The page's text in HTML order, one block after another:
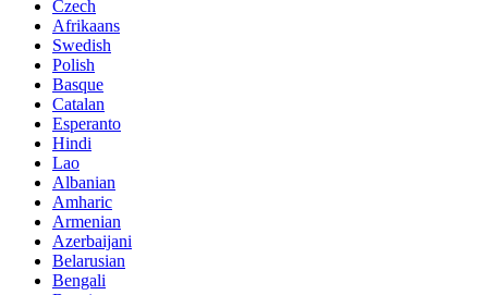
Czech
Afrikaans
Swedish
Polish
Basque
Catalan
Esperanto
Hindi
Lao
Albanian
Amharic
Armenian
Azerbaijani
Belarusian
Bengali